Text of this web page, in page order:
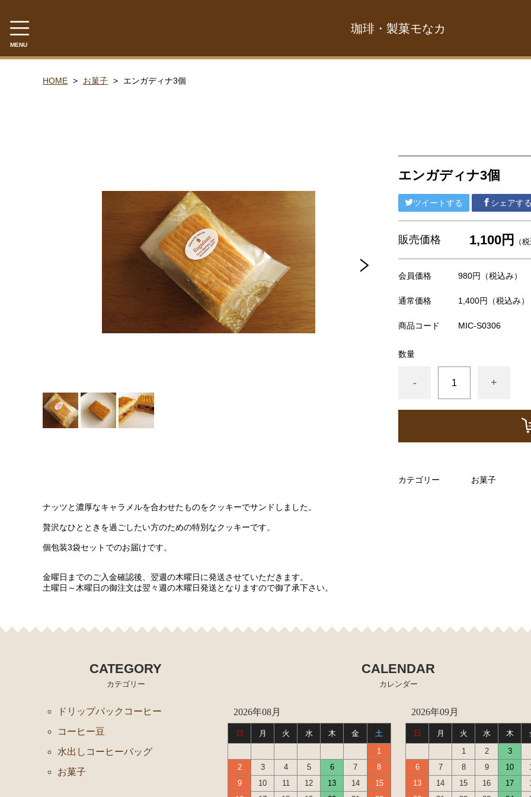
MENU
珈琲・製菓モなカ
HOME お菓子 エンガディナ3個
エンガディナ3個
ツイートする シェアする
販売価格 1,100円 （
会員価格 980円 （税込み）
通常価格 1,400円 （税込み）
商品コード MIC-S0306
数量
- +
カテゴリー お菓子
ナッツと濃厚なキャラメルを合わせたものをクッキーでサンドしました。
贅沢なひとときを過ごしたい方のための特別なクッキーです。
個包装3袋セットでのお届けです。
金曜日までのご入金確認後、翌週の木曜日に発送させていただきます。
土曜日～木曜日の御注文は翌々週の木曜日発送となりますので御了承下さい。
CATEGORY
カテゴリー
ドリップパックコーヒー
コーヒー豆
水出しコーヒーバッグ
お菓子
CALENDAR
カレンダー
2026年08月
日 月 火 水 木 金
土
1
2
3 4 5 6 7
8
9
10 11 12 13 14
15
2026年09月
日 月 火 水 木
1
2 3
6
7 8 9 10
13
14 15 16 17